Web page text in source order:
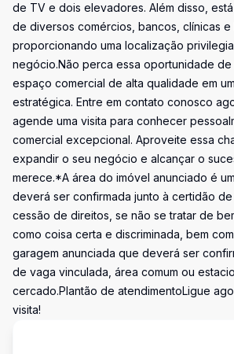
de TV e dois elevadores. Além disso,
de diversos comércios, bancos, clínicas e
proporcionando uma localização
negócio.Não perca essa oportunidade de
espaço comercial de alta qualidade em
estratégica. Entre em contato conosco
agende uma visita para conhecer
comercial excepcional. Aproveite essa
expandir o seu negócio e alcançar o
merece.*A área do imóvel anunciado é
deverá ser confirmada junto à certidão
cessão de direitos, se não se tratar de
como coisa certa e discriminada, bem
garagem anunciada que deverá ser
de vaga vinculada, área comum ou
cercado.Plantão de atendimentoLigue
visita!